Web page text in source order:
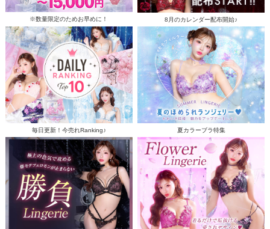
※数量限定のためお早めに！ 8月のカレンダー配布開始♪
毎日更新！今売れRanking♪ 夏カラーブラ特集